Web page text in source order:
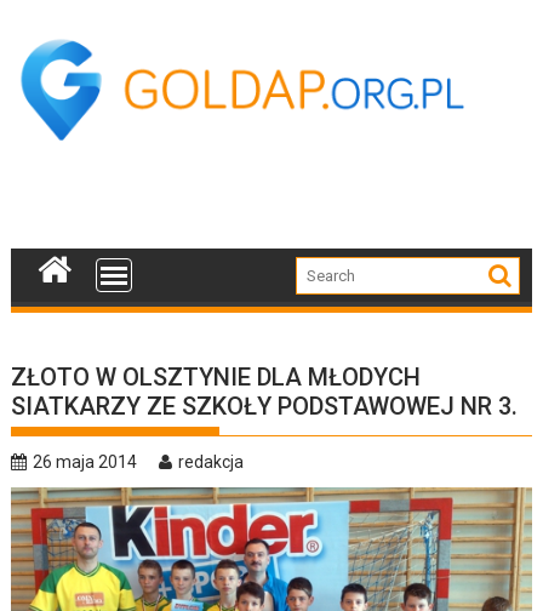
content
ZŁOTO W OLSZTYNIE DLA MŁODYCH
SIATKARZY ZE SZKOŁY PODSTAWOWEJ NR 3.
26 maja 2014 redakcja